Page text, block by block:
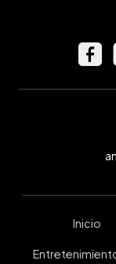
Inicio